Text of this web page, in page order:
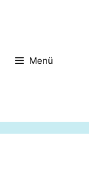
Menü